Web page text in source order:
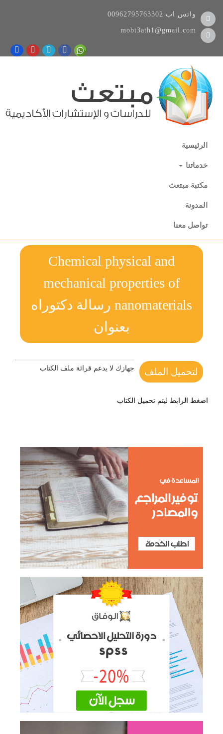
00962795763302 واتس اب
mobt3ath1@gmail.com
الرئيسية
خدماتنا
مكتبة مبتعث
المدونة
تواصل معنا
Chemical physical and
mechanical properties of
nanomaterials رسالة دكتوراه
بعنوان
لتحميل الملف جهازك لا يدعم قرائة ملف الكتاب
اضغط الرابط ليتم تحميل الكتاب